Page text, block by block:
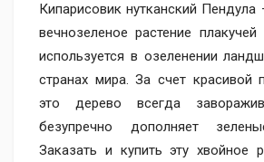
Кипарисовик нутканский Пендула
вечнозеленое растение
используется в озеленении
странах мира. За счет красивой
это дерево всегда
безупречно дополняет
Заказать и купить эту хвойное